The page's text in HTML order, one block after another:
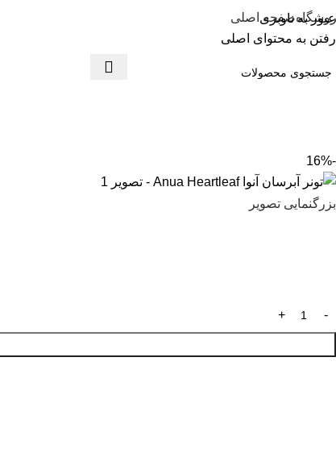
عبور به ناوبری
رفتن به محتوای اصلی
صفحه اصلی
-16%
بزرگنمایی تصویر